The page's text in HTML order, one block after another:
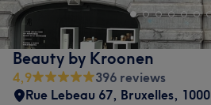
Beauty by Kroonen
4,9
396 reviews
Rue Lebeau 67, Bruxelles, 1000